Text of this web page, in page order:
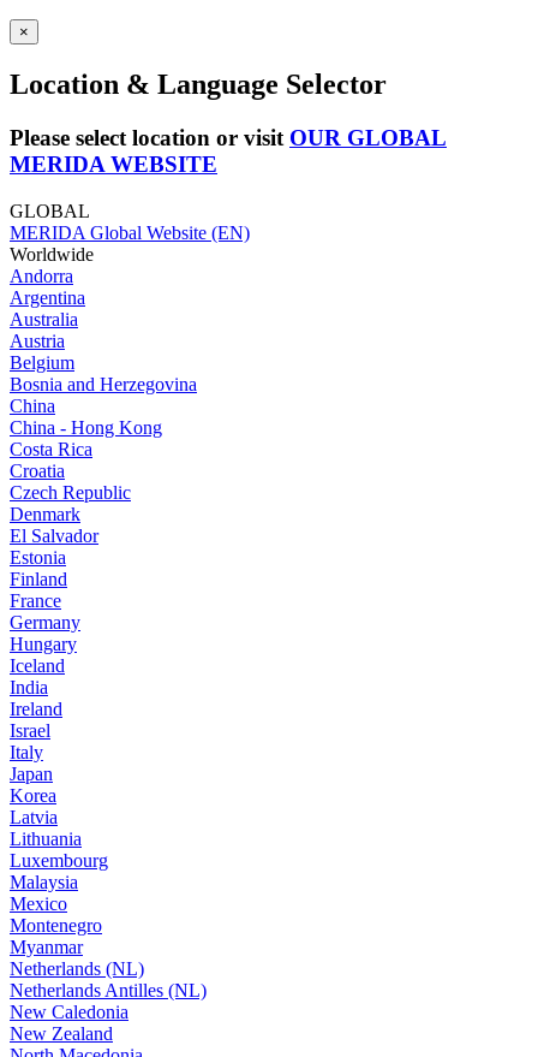
×
Location & Language Selector
Please select location or visit OUR GLOBAL
MERIDA WEBSITE
GLOBAL
MERIDA Global Website (EN)
Worldwide
Andorra
Argentina
Australia
Austria
Belgium
Bosnia and Herzegovina
China
China - Hong Kong
Costa Rica
Croatia
Czech Republic
Denmark
El Salvador
Estonia
Finland
France
Germany
Hungary
Iceland
India
Ireland
Israel
Italy
Japan
Korea
Latvia
Lithuania
Luxembourg
Malaysia
Mexico
Montenegro
Myanmar
Netherlands (NL)
Netherlands Antilles (NL)
New Caledonia
New Zealand